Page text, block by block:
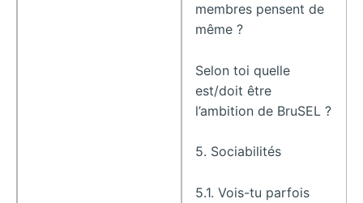
membres pensent de
même ?
Selon toi quelle
est/doit être
l’ambition de BruSEL ?
5. Sociabilités
5.1. Vois-tu parfois